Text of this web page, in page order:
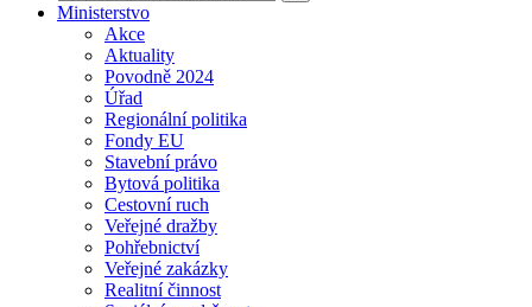
Ministerstvo
Akce
Aktuality
Povodně 2024
Úřad
Regionální politika
Fondy EU
Stavební právo
Bytová politika
Cestovní ruch
Veřejné dražby
Pohřebnictví
Veřejné zakázky
Realitní činnost